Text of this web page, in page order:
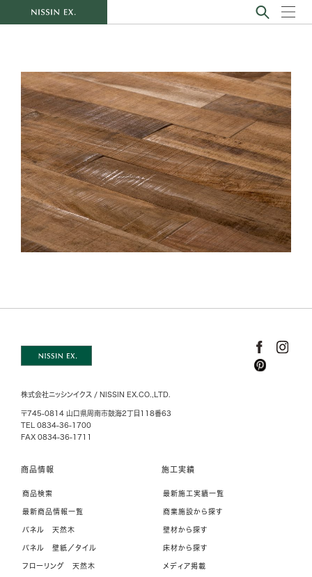
株式会社ニッシンイクス / NISSIN EX.CO.,LTD.
〒745-0814 山口県周南市鼓海2丁目118番63
TEL 0834-36-1700
FAX 0834-36-1711
商品情報
商品検索
最新商品情報一覧
パネル 天然木
パネル 壁紙／タイル
フローリング 天然木
施工実績
最新施工実績一覧
商業施設から探す
壁材から探す
床材から探す
メディア掲載